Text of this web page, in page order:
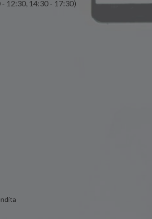
- 12:30, 14:30 - 17:30)